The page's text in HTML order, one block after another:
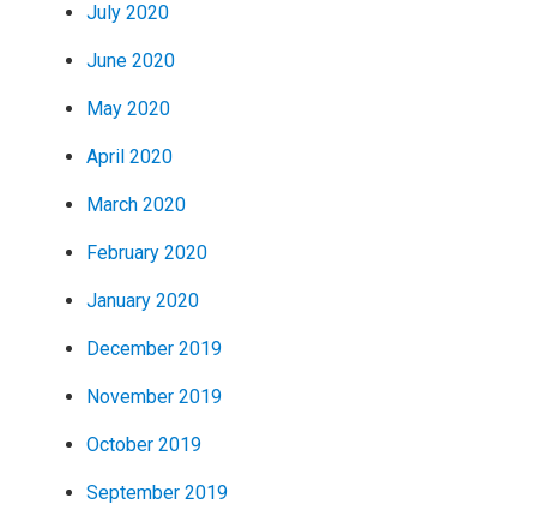
July 2020
June 2020
May 2020
April 2020
March 2020
February 2020
January 2020
December 2019
November 2019
October 2019
September 2019